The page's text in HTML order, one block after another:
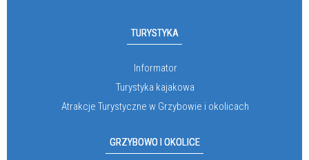
TURYSTYKA
Informator
Turystyka kajakowa
Atrakcje Turystyczne w Grzybowie i okolicach
GRZYBOWO I OKOLICE